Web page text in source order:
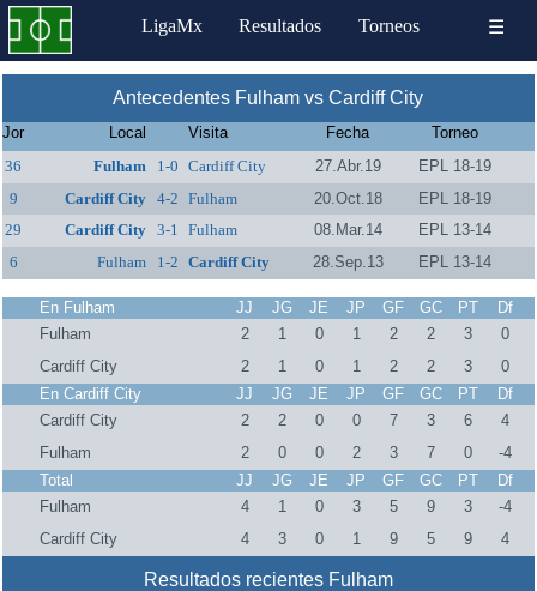
LigaMx Resultados Torneos ☰
Antecedentes Fulham vs Cardiff City
Jor Local Visita Fecha
Torneo
36
Fulham 1-0 Cardiff City 27.Abr.19
EPL 18-19
9
Cardiff City 4-2 Fulham 20.Oct.18
EPL 18-19
29
Cardiff City 3-1 Fulham 08.Mar.14
EPL 13-14
6
Fulham 1-2 Cardiff City 28.Sep.13 EPL 13-14
En Fulham JJ JG JE JP GF GC PT
Df
Fulham
2 1 0 1 2 2 3
0
Cardiff City
2 1 0 1 2 2 3
0
En Cardiff City
JJ JG JE JP GF GC PT
Df
Cardiff City
2 2 0 0 7 3 6
4
Fulham
2 0 0 2 3 7 0
-4
Total
JJ JG JE JP GF GC PT
Df
Fulham
4 1 0 3 5 9 3
-4
Cardiff City
4 3 0 1 9 5 9 4
Resultados recientes Fulham